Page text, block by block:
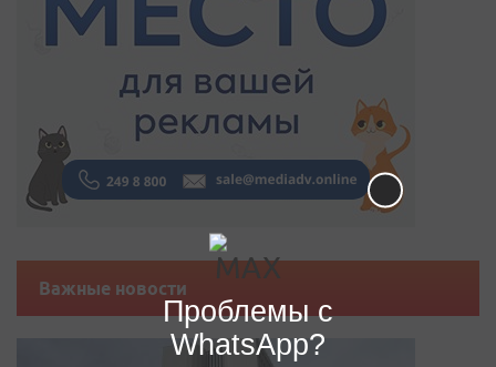
Важные новости
Проблемы с
WhatsApp?